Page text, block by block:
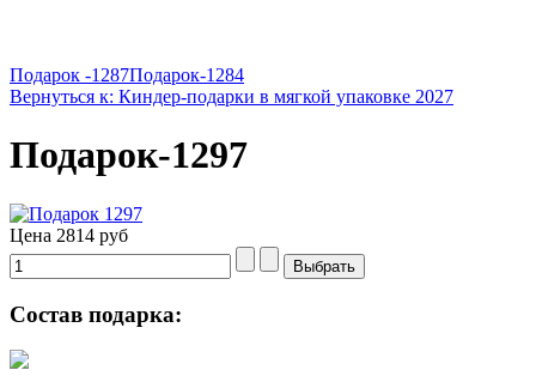
Подарок -1287Подарок-1284
Вернуться к: Киндер-подарки в мягкой упаковке 2027
Подарок-1297
Цена 2814 руб
Состав подарка: